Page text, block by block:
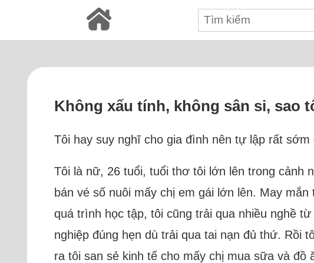
Không xấu tính, không sân si, sao
Tôi hay suy nghĩ cho gia đình nên tự lập rất
Tôi là nữ, 26 tuổi, tuổi thơ tôi lớn lên trong cảnh
bán vé số nuôi mấy chị em gái lớn lên. May
quá trình học tập, tôi cũng trải qua nhiều nghề
nghiệp đúng hẹn dù trải qua tai nạn đủ thứ. Rồi
ra tôi san sẻ kinh tế cho mấy chị mua sữa và đồ